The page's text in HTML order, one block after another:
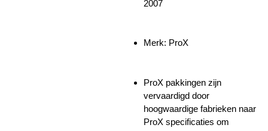
2007
Merk: ProX
ProX pakkingen zijn
vervaardigd door
hoogwaardige fabrieken naar
ProX specificaties om